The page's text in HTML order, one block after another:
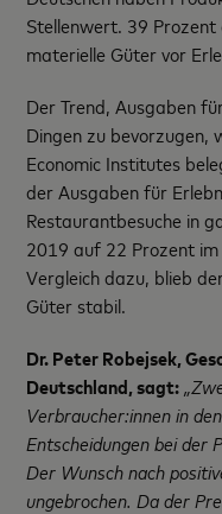
Stellenwert. 39
materielle Güter vor
Der Trend, Ausgaben
Dingen zu
Economic Institutes
der Ausgaben für
Restaurantbesuche in
2019 auf 22 Prozent
Vergleich dazu, blieb
Güter stabil.
Dr. Peter Robejsek,
Deutschland, sagt:
Verbraucher:innen in
Entscheidungen bei der
Der Wunsch nach
ungebrochen. Da der